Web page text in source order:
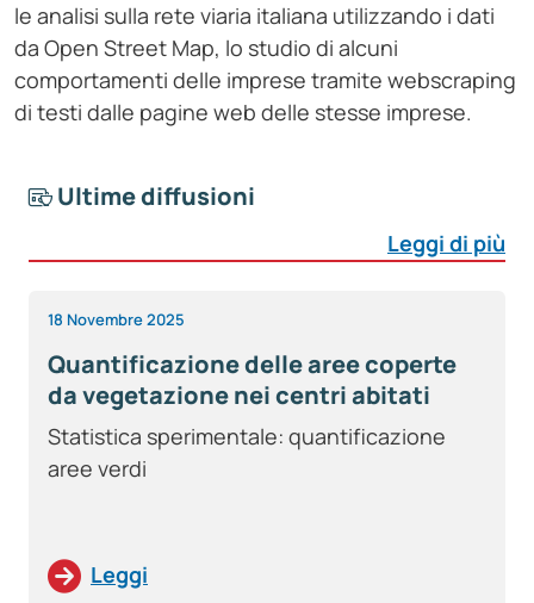
le analisi sulla rete viaria italiana utilizzando i dati
da Open Street Map, lo studio di alcuni
comportamenti delle imprese tramite webscraping
di testi dalle pagine web delle stesse imprese.
Ultime diffusioni
Leggi di più
18 Novembre 2025
Quantificazione delle aree coperte
da vegetazione nei centri abitati
Statistica sperimentale: quantificazione
aree verdi
Leggi